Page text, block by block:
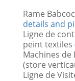
Rame
details and
Ligne de
peint textiles
Machines de
(store
Ligne de